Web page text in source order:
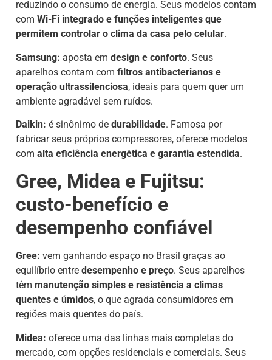
reduzindo o consumo de energia. Seus modelos contam
com Wi-Fi integrado e funções inteligentes que
permitem controlar o clima da casa pelo celular.
Samsung: aposta em design e conforto. Seus
aparelhos contam com filtros antibacterianos e
operação ultrassilenciosa, ideais para quem quer um
ambiente agradável sem ruídos.
Daikin: é sinônimo de durabilidade. Famosa por
fabricar seus próprios compressores, oferece modelos
com alta eficiência energética e garantia estendida.
Gree, Midea e Fujitsu:
custo-benefício e
desempenho confiável
Gree: vem ganhando espaço no Brasil graças ao
equilíbrio entre desempenho e preço. Seus aparelhos
têm manutenção simples e resistência a climas
quentes e úmidos, o que agrada consumidores em
regiões mais quentes do país.
Midea: oferece uma das linhas mais completas do
mercado, com opções residenciais e comerciais. Seus